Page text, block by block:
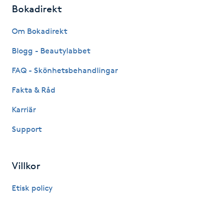
Katun fransar
Keratinbehandling
Bokadirekt
Om Bokadirekt
Blogg - Beautylabbet
FAQ - Skönhetsbehandlingar
Fakta & Råd
Karriär
Support
Villkor
Etisk policy